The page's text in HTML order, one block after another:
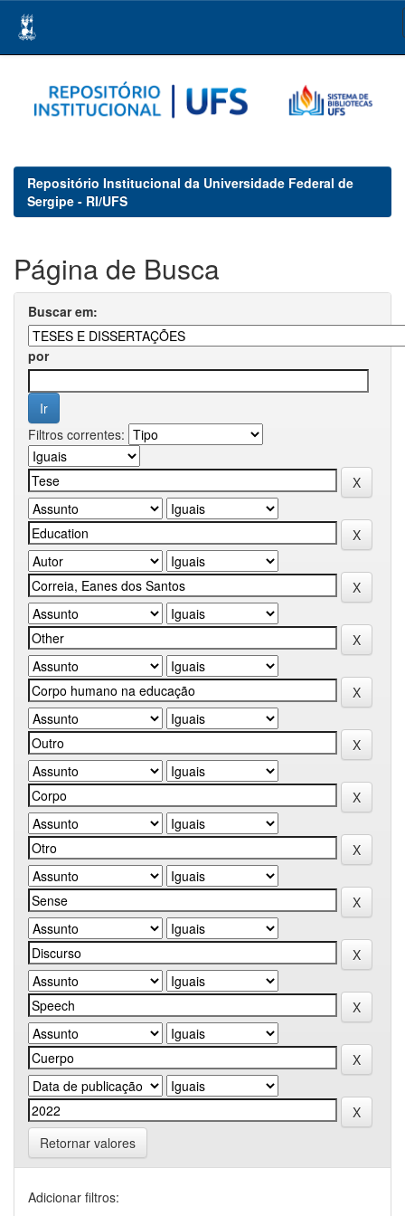
navigation
Repositório Institucional da Universidade Federal de
Sergipe - RI/UFS
Página de Busca
Buscar em:
por
Filtros correntes:
Retornar valores
Adicionar filtros: